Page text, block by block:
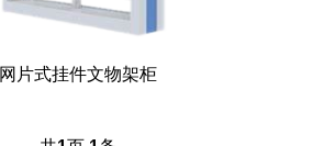
网片式挂件文物架柜